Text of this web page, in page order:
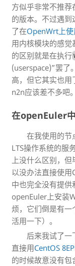
方似乎非常不推
的版本。不过遇
了在OpenWrt上
用内核模块的感
的区别就是在执行
(userspace)”罢了
高，但它其实也用
n2n应该差不多吧。
在openEuler
在我使用的节
LTS操作系统的服
上没什么区别，
以没办法直接使
中也完全没有提
openEuler上安装
烦，它们倒是有
活用一下）。
后来我试了
直接用CentOS
的时候故意没有